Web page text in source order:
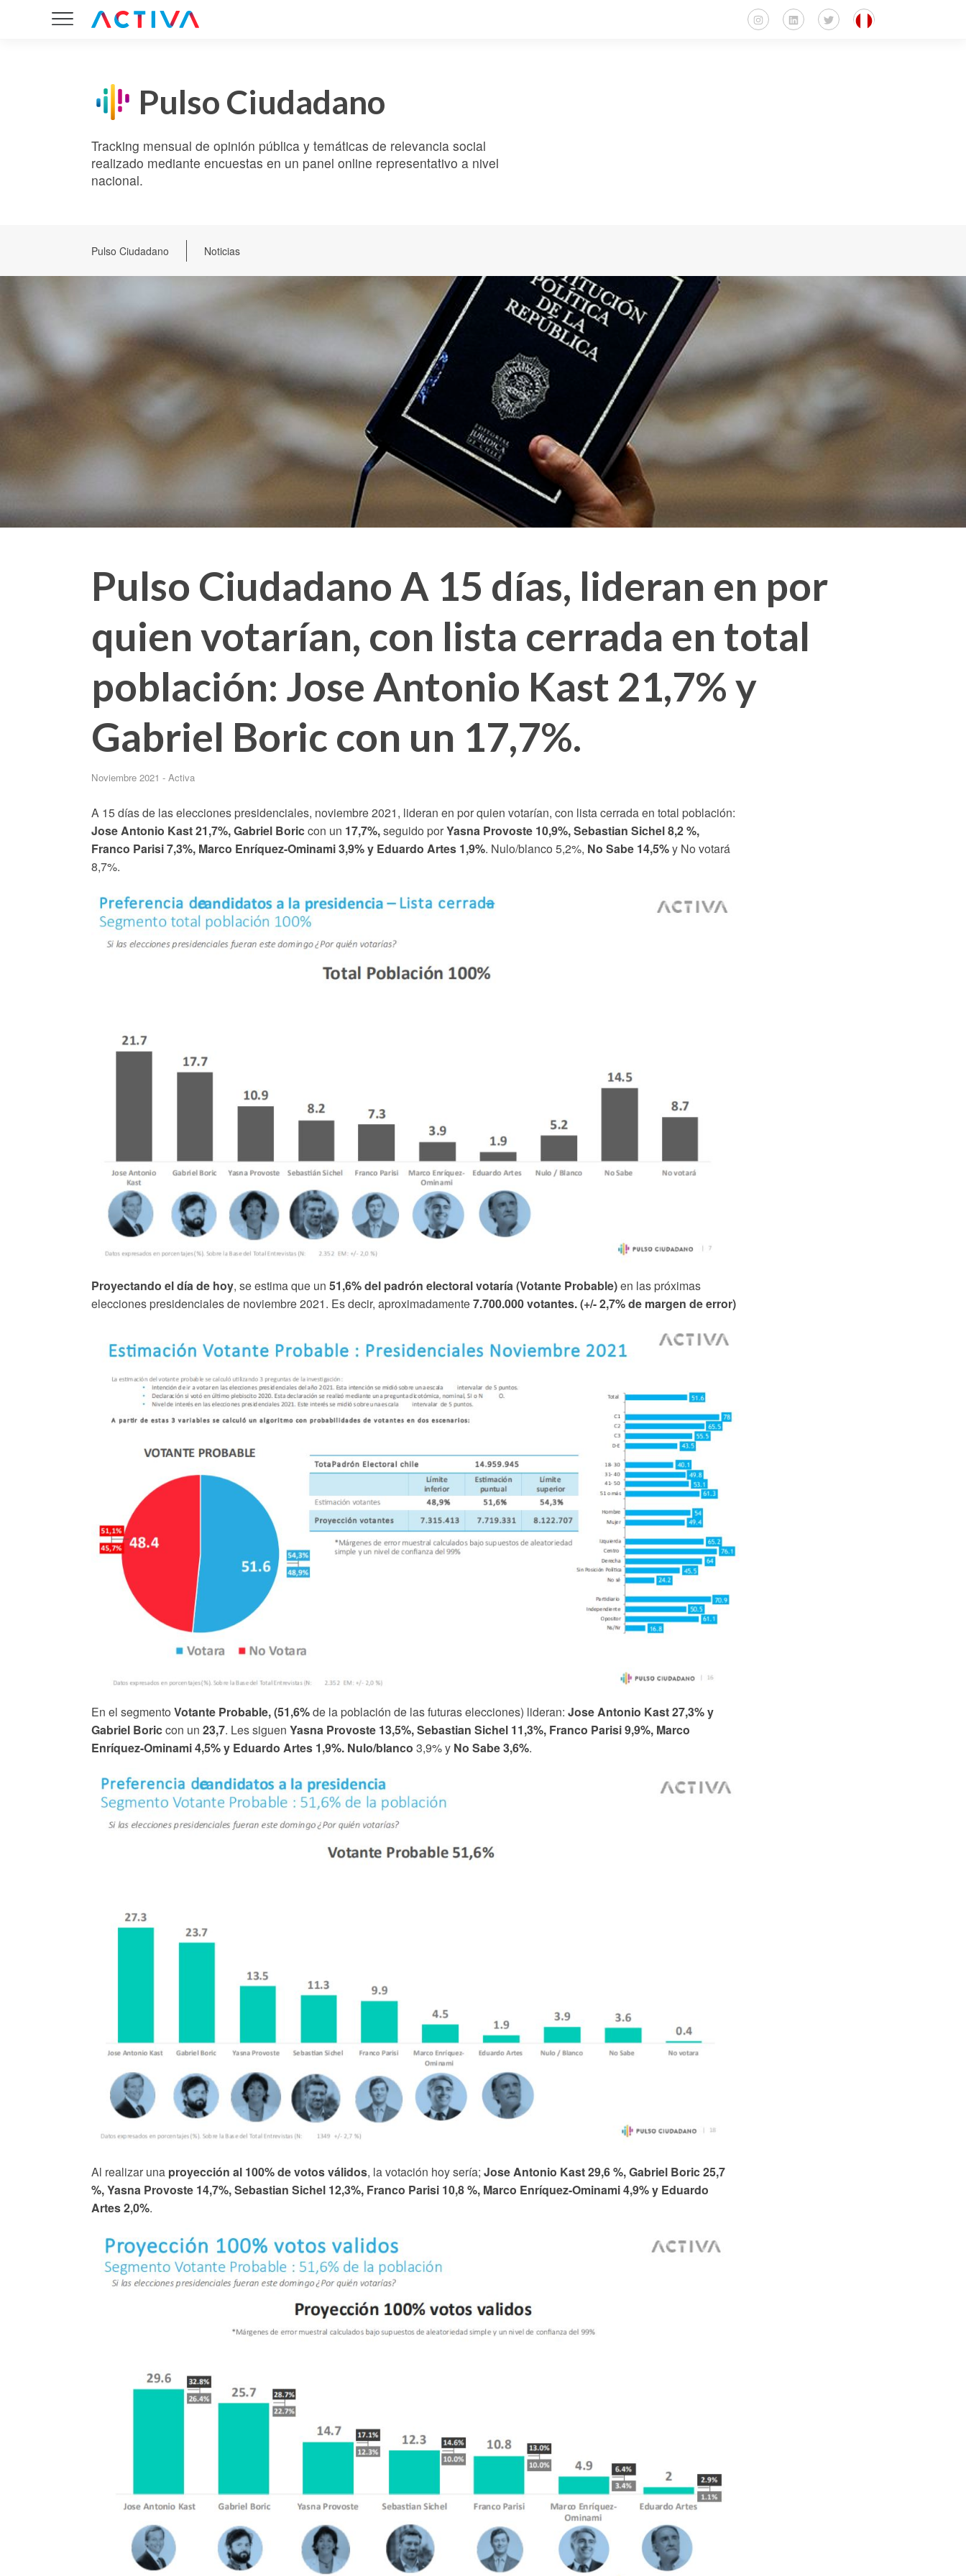
Pulso Ciudadano
Tracking mensual de opinión pública y temáticas de relevancia social
realizado mediante encuestas en un panel online representativo a nivel
nacional.
Pulso Ciudadano Noticias
Pulso Ciudadano A 15 días, lideran en por
quien votarían, con lista cerrada en total
población: Jose Antonio Kast 21,7% y
Gabriel Boric con un 17,7%.
Noviembre 2021 - Activa
A 15 días de las elecciones presidenciales, noviembre 2021, lideran en por quien votarían, con lista cerrada en total población:
Jose Antonio Kast 21,7%, Gabriel Boriccon un 17,7%,seguido porYasna Provoste 10,9%, Sebastian Sichel 8,2 %,
Franco Parisi 7,3%, Marco Enríquez-Ominami 3,9% y Eduardo Artes 1,9%. Nulo/blanco 5,2%, No Sabe 14,5%y No votará
8,7%.
Proyectando el día de hoy, se estima que un 51,6% del padrón electoral votaría (Votante Probable)en las próximas
elecciones presidenciales de noviembre 2021. Es decir, aproximadamente7.700.000 votantes. (+/- 2,7% de margen de error)
En el segmento Votante Probable, (51,6%de la población de las futuras elecciones) lideran: Jose Antonio Kast 27,3% y
Gabriel Boriccon un 23,7. Les siguen Yasna Provoste 13,5%, Sebastian Sichel 11,3%, Franco Parisi 9,9%, Marco
Enríquez-Ominami 4,5% y Eduardo Artes 1,9%. Nulo/blanco 3,9% y No Sabe 3,6%.
Al realizar una proyección al 100% de votos válidos, la votación hoy sería; Jose Antonio Kast 29,6 %, Gabriel Boric 25,7
%, Yasna Provoste 14,7%, Sebastian Sichel 12,3%, Franco Parisi 10,8 %, Marco Enríquez-Ominami 4,9% y Eduardo
Artes 2,0%.